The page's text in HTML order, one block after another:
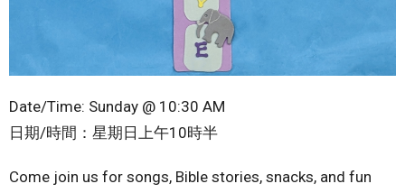
Date/Time: Sunday @ 10:30 AM
日期/時間：星期日上午10時半
Come join us for songs, Bible stories, snacks, and fun